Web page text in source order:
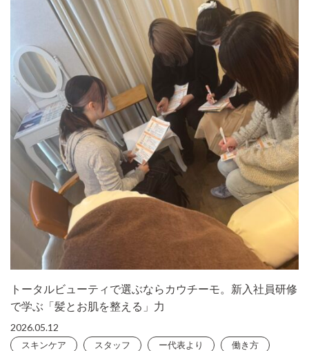
トータルビューティで選ぶならカウチーモ。新入社員研修
で学ぶ「髪とお肌を整える」力
2026.05.12
スキンケア スタッフ ー代表より 働き方